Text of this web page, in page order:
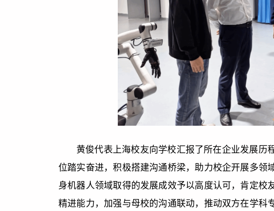
黄俊代表上海校友向学校汇报了所在企业发展历
位踏实奋进，积极搭建沟通桥梁，助力校企开展多
身机器人领域取得的发展成效予以高度认可，肯定
精进能力，加强与母校的沟通联动，推动双方在学